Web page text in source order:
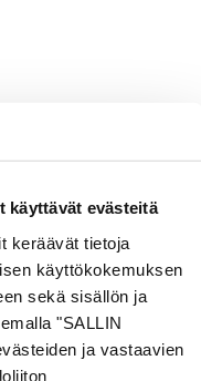
käyttävät evästeitä
keräävät tietoja
käyttökokemuksen
sekä sisällön ja
"SALLIN
ja vastaavien